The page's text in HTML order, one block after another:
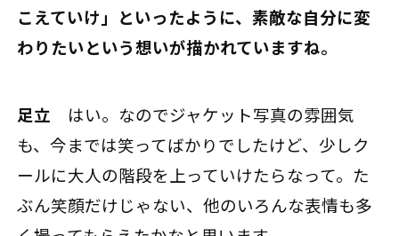
こえていけ」といったように、素敵な自分に変
わりたいという想いが描かれていますね。
足立 はい。なのでジャケット写真の雰囲気
も、今までは笑ってばかりでしたけど、少しク
ールに大人の階段を上っていけたらなって。た
ぶん笑顔だけじゃない、他のいろんな表情も多